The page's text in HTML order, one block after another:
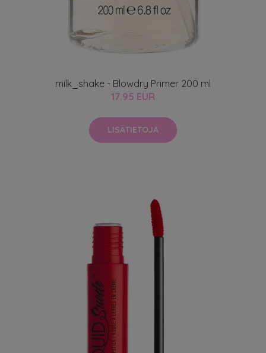
milk_shake - Blowdry Primer 200 ml
17.95 EUR
LISÄTIETOJA